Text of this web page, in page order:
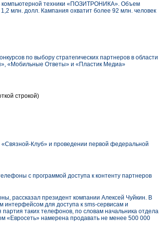
компьютерной техники «ПОЗИТРОНИКА». Объем
млн. долл. Кампания охватит более 92 млн. человек
по выбору стратегических партнеров в области
«Мобильные Ответы» и «Пластик Медиа»
строкой)
Клуб» и проведении первой федеральной
с программой доступа к контенту партнеров
рассказал президент компании Алексей Чуйкин. В
для доступа к sms-сервисам и
таких телефонов, по словам начальника отдела
«Евросеть» намерена продавать не менее 500 000